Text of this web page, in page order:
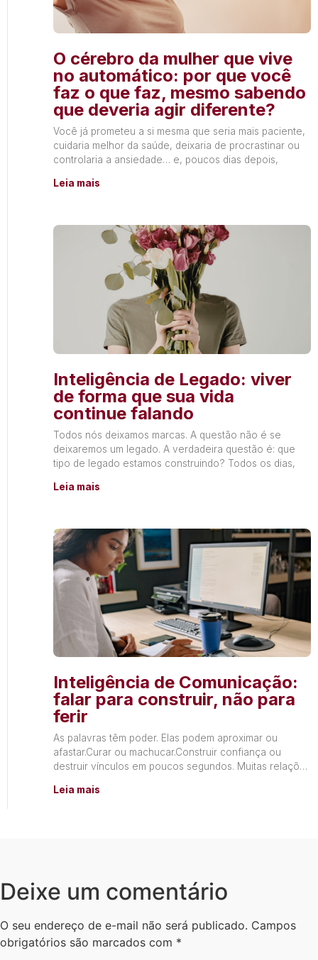
O cérebro da mulher que vive
no automático: por que você
faz o que faz, mesmo sabendo
que deveria agir diferente?
Você já prometeu a si mesma que seria mais paciente,
cuidaria melhor da saúde, deixaria de procrastinar ou
controlaria a ansiedade… e, poucos dias depois,
Leia mais
Inteligência de Legado: viver
de forma que sua vida
continue falando
Todos nós deixamos marcas. A questão não é se
deixaremos um legado. A verdadeira questão é: que
tipo de legado estamos construindo? Todos os dias,
Leia mais
Inteligência de Comunicação:
falar para construir, não para
ferir
As palavras têm poder. Elas podem aproximar ou
afastar.Curar ou machucar.Construir confiança ou
destruir vínculos em poucos segundos. Muitas relações
Leia mais
Deixe um comentário
O seu endereço de e-mail não será publicado. Campos
obrigatórios são marcados com *